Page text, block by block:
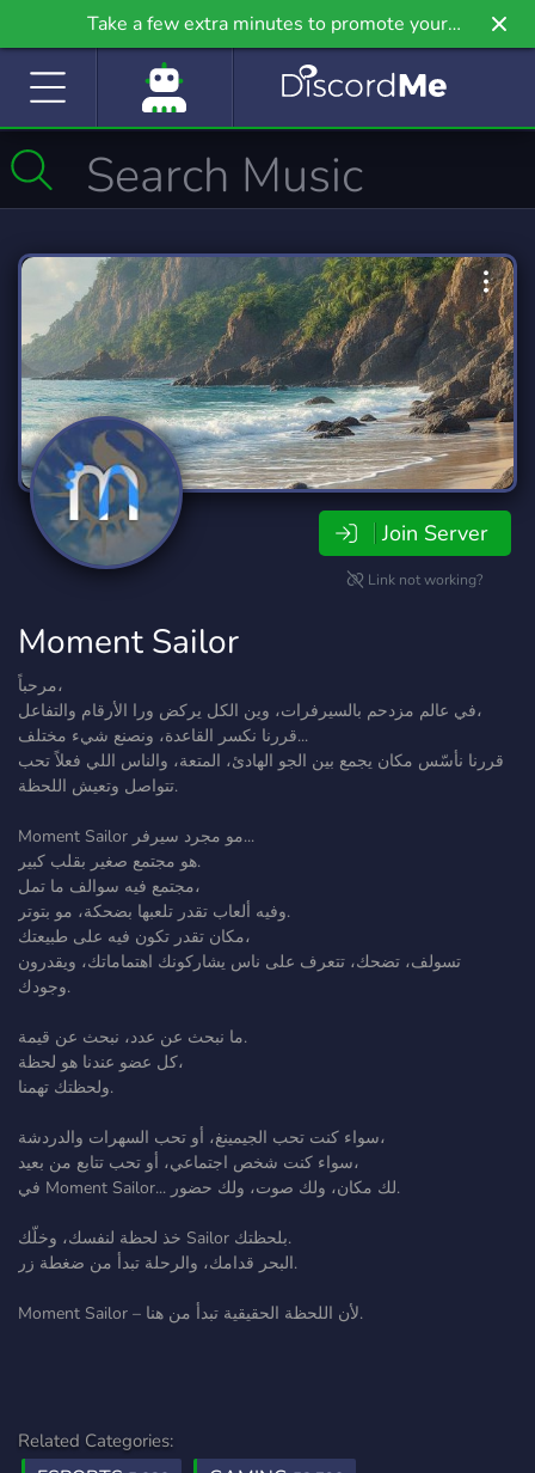
Take a few extra minutes to promote your
community even further on Griv.io, our newest
Join Server
Link not working?
Moment Sailor
مرحباً،
في عالم مزدحم بالسيرفرات، وين الكل يركض ورا الأرقام والتفاعل،
قررنا نكسر القاعدة، ونصنع شيء مختلف...
قررنا نأسّس مكان يجمع بين الجو الهادئ، المتعة، والناس اللي فعلاً تحب
تتواصل وتعيش اللحظة.
Moment Sailor مو مجرد سيرفر...
هو مجتمع صغير بقلب كبير.
مجتمع فيه سوالف ما تمل،
وفيه ألعاب تقدر تلعبها بضحكة، مو بتوتر.
مكان تقدر تكون فيه على طبيعتك،
تسولف، تضحك، تتعرف على ناس يشاركونك اهتماماتك، ويقدرون
وجودك.
ما نبحث عن عدد، نبحث عن قيمة.
كل عضو عندنا هو لحظة،
ولحظتك تهمنا.
سواء كنت تحب الجيمينغ، أو تحب السهرات والدردشة،
سواء كنت شخص اجتماعي، أو تحب تتابع من بعيد،
في Moment Sailor... لك مكان، ولك صوت، ولك حضور.
خذ لحظة لنفسك، وخلّك Sailor بلحظتك.
البحر قدامك، والرحلة تبدأ من ضغطة زر.
Moment Sailor – لأن اللحظة الحقيقية تبدأ من هنا.
Related Categories: